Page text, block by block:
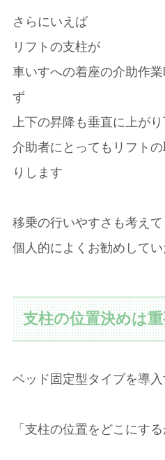
さらにいえば
リフトの支柱が
車いすへの着座の介助作
ず
上下の昇降も垂直に上が
介助者にとってもリフト
りします
移乗の行いやすさも考えて
個人的によくお勧めして
支柱の位置決めは
ベッド固定型タイプを導
「支柱の位置をどこにする